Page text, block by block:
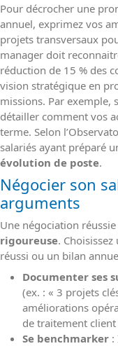
Pour décrocher une
annuel, exprimez vos
projets transversaux
manager doit
réduction de 15 % des
vision stratégique en
missions. Par exemple,
détailler comment vos
terme. Selon
salariés ayant préparé
évolution de poste.
Négocier son
arguments
Une négociation
rigoureuse.
réussi ou un bilan
Documenter ses
(ex. : « 3 projets
améliorations
de traitement client
Se benchmarker :